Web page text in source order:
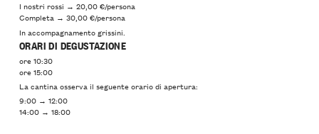
I nostri rossi → 20,00 €/persona
Completa → 30,00 €/persona
In accompagnamento grissini.
ORARI DI DEGUSTAZIONE
ore 10:30
ore 15:00
La cantina osserva il seguente orario di apertura:
9:00 → 12:00
14:00 → 18:00